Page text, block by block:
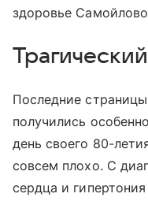
здоровье
Последние
получились
день своего 80-
совсем плохо. С
сердца и